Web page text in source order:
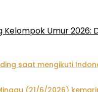
Umur 2026: